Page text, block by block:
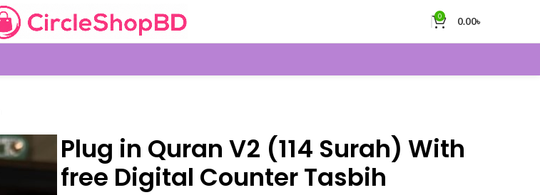
0 0.00৳
Plug in Quran V2 (114 Surah) With
free Digital Counter Tasbih